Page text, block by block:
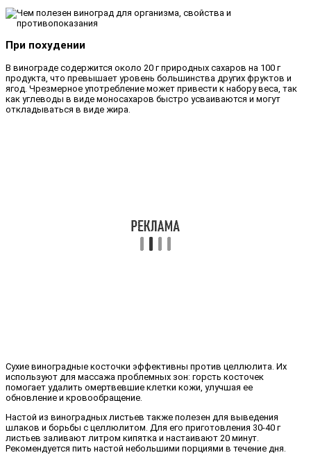
При похудении
В винограде содержится около 20 г природных сахаров на 100 г
продукта, что превышает уровень большинства других фруктов и
ягод. Чрезмерное употребление может привести к набору веса, так
как углеводы в виде моносахаров быстро усваиваются и могут
откладываться в виде жира.
Сухие виноградные косточки эффективны против целлюлита. Их
используют для массажа проблемных зон: горсть косточек
помогает удалить омертвевшие клетки кожи, улучшая ее
обновление и кровообращение.
Настой из виноградных листьев также полезен для выведения
шлаков и борьбы с целлюлитом. Для его приготовления 30-40 г
листьев заливают литром кипятка и настаивают 20 минут.
Рекомендуется пить настой небольшими порциями в течение дня.